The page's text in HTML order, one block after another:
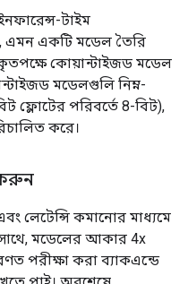
টাইম
একটি মডেল তৈরি
কোয়ান্টাইজড মডেল
মডেলগুলি নিম্ন-
ফ্লোটের পরিবর্তে 8-বিট),
করে।
করুন
লেটেন্সি কমানোর মাধ্যমে
মডেলের আকার 4x
পরীক্ষা করা ব্যাকএন্ডে